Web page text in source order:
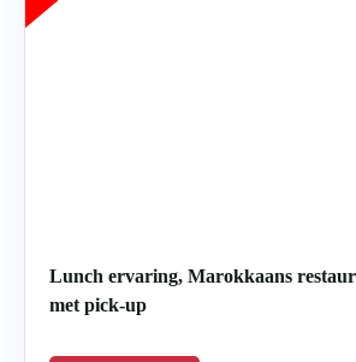
Lunch ervaring, Marokkaans
met pick-up